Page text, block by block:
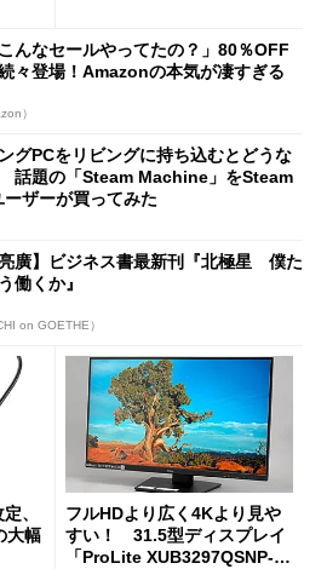
こんなセールやってたの？」80％OFF
々登場！Amazonの本気が凄すぎる
）
グPCをリビングに持ち込むとどうな
話題の「Steam Machine」をSteam
ザーが買ってみた
亮廣】ビジネス書最新刊『北極星 僕た
働くか』
on GOETHE）
、
大幅
フルHDより広く4Kより見や
すい！ 31.5型ディスプレイ
「ProLite XUB3297QSNP-B